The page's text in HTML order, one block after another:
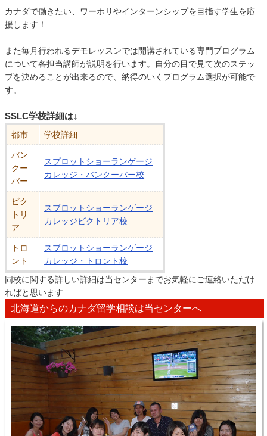
カナダで働きたい、ワーホリやインターンシップを目指す学生を応
援します！
また毎月行われるデモレッスンでは開講されている専門プログラム
について各担当講師が説明を行います。自分の目で見て次のステッ
プを決めることが出来るので、納得のいくプログラム選択が可能で
す。
SSLC学校詳細は↓
都市 学校詳細
バン
クー
バー
スプロットショーランゲージ
カレッジ・バンクーバー校
ビク
トリ
ア
スプロットショーランゲージ
カレッジビクトリア校
トロ
ント
スプロットショーランゲージ
カレッジ・トロント校
同校に関する詳しい詳細は当センターまでお気軽にご連絡いただけ
ればと思います
北海道からのカナダ留学相談は当センターへ